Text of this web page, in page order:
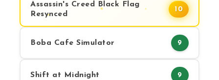
Assassin's Creed Black Flag
Resynced
10
Boba Cafe Simulator 9
Shift at Midnight 9